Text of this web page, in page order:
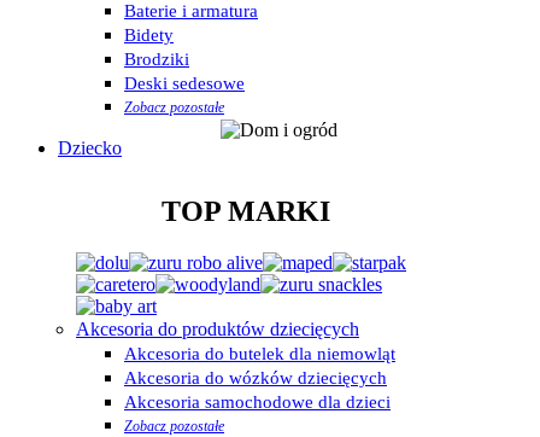
Baterie i armatura
Bidety
Brodziki
Deski sedesowe
Zobacz pozostałe
Dziecko
TOP MARKI
Akcesoria do produktów dziecięcych
Akcesoria do butelek dla niemowląt
Akcesoria do wózków dziecięcych
Akcesoria samochodowe dla dzieci
Zobacz pozostałe